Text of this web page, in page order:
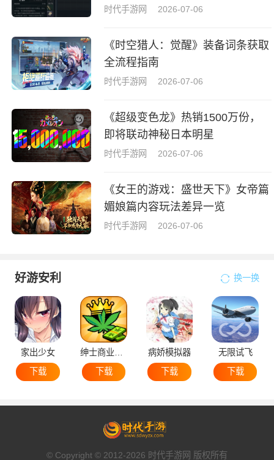
拉牌盒指南
时代手游网 2026-07-06
《时空猎人：觉醒》装备词条获取
全流程指南
时代手游网 2026-07-06
《超级变色龙》热销1500万份，
即将联动神秘日本明星
时代手游网 2026-07-06
《女王的游戏：盛世天下》女帝篇
媚娘篇内容玩法差异一览
时代手游网 2026-07-06
好游安利 换一换
家出少女
下载
下载
病娇模拟器
下载
无限试飞
下载
© Copyright © 2012-2026 时代手游网 版权所有